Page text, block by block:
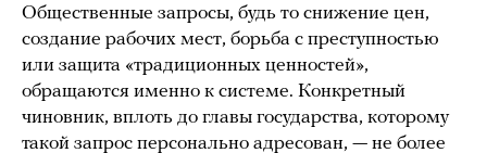
Общественные запросы, будь то снижение цен,
создание рабочих мест, борьба с преступностью
или защита «традиционных ценностей»,
обращаются именно к системе. Конкретный
чиновник, вплоть до главы государства, которому
такой запрос персонально адресован, — не более